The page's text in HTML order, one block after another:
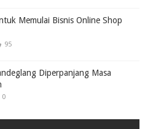
Memulai Bisnis Online Shop
95
Diperpanjang Masa
0